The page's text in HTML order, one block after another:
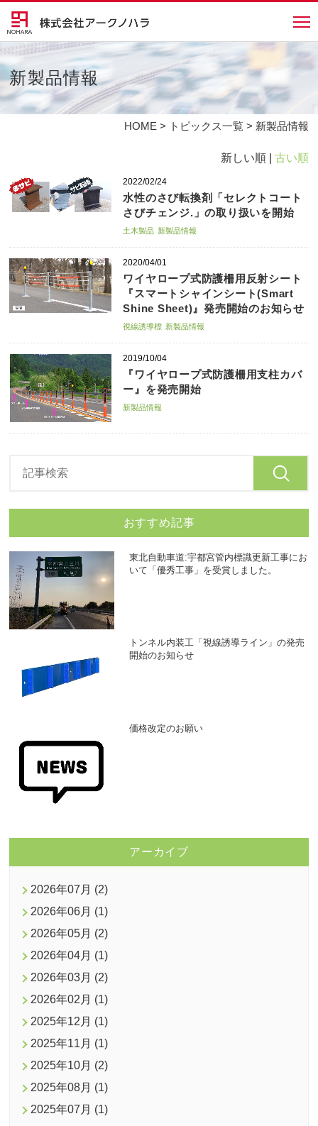
新製品情報
HOME > トピックス一覧 > 新製品情報
新しい順 | 古い順
2022/02/24
水性のさび転換剤「セレクトコート
さびチェンジ.」の取り扱いを開始
土木製品 新製品情報
2020/04/01
ワイヤロープ式防護柵用反射シート
『スマートシャインシート(Smart
Shine Sheet)』発売開始のお知らせ
視線誘導標 新製品情報
2019/10/04
『ワイヤロープ式防護柵用支柱カバ
ー』を発売開始
新製品情報
おすすめ記事
東北自動車道:宇都宮管内標識更新工事にお
いて「優秀工事」を受賞しました。
トンネル内装工「視線誘導ライン」の発売
開始のお知らせ
価格改定のお願い
アーカイブ
2026年07月 (2)
2026年06月 (1)
2026年05月 (2)
2026年04月 (1)
2026年03月 (2)
2026年02月 (1)
2025年12月 (1)
2025年11月 (1)
2025年10月 (2)
2025年08月 (1)
2025年07月 (1)